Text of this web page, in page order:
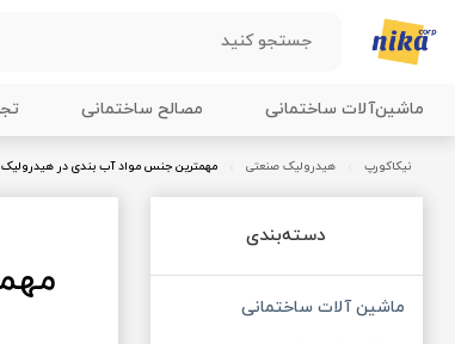
ماشین‌آلات ساختمانی مصالح ساختمانی
نیکاکورپ هیدرولیک صنعتی مهمترین جنس مواد آب بندی در هیدرولیک
دسته‌بندی
ماشین آلات ساختمانی